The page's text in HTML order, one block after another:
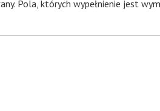
Pola, których wypełnienie jest